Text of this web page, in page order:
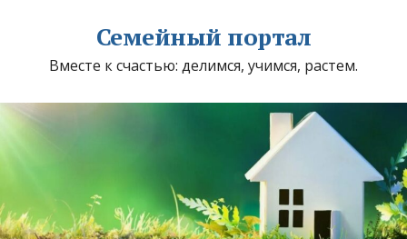
Семейный портал
Вместе к счастью: делимся, учимся, растем.